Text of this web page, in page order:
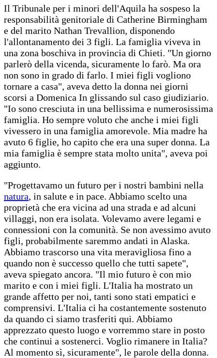
Il Tribunale per i minori dell'Aquila ha sospeso la
responsabilità genitoriale di Catherine Birmingham
e del marito Nathan Trevallion, disponendo
l'allontanamento dei 3 figli. La famiglia viveva in
una zona boschiva in provincia di Chieti. "Un giorno
parlerò della vicenda, sicuramente lo farò. Ma ora
non sono in grado di farlo. I miei figli vogliono
tornare a casa", aveva detto la donna nei giorni
scorsi a Domenica In glissando sul caso giudiziario.
"Io sono cresciuta in una bellissima e numerosissima
famiglia. Ho sempre voluto che anche i miei figli
vivessero in una famiglia amorevole. Mia madre ha
avuto 6 figlie, ho capito che era una super donna. La
mia famiglia è sempre stata molto unita", aveva poi
aggiunto.
"Progettavamo un futuro per i nostri bambini nella
natura, in salute e in pace. Abbiamo scelto una
proprietà che era vicina ad una strada e ad alcuni
villaggi, non era isolata. Volevamo avere legami e
connessioni con la comunità. Se non avessimo avuto
figli, probabilmente saremmo andati in Alaska.
Abbiamo trascorso una vita meravigliosa fino a
quando non è successo quello che tutti sapete",
aveva spiegato ancora. "Il mio futuro è con mio
marito e con i miei figli. L'Italia ha mostrato un
grande affetto per noi, tanti sono stati empatici e
comprensivi. L'Italia ci ha costantemente sostenuto
da quando ci siamo trasferiti qui. Abbiamo
apprezzato questo luogo e vorremmo stare in posto
che continui a sostenerci. Voglio rimanere in Italia?
Al momento sì, sicuramente", le parole della donna.